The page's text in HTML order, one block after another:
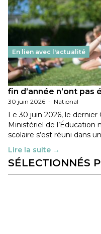
En lien avec l'actualité
Les décisions
fin d’année n’ont pas
30 juin 2026 - National
Le 30 juin 2026, le dernier
Ministériel de l’Éducation
scolaire s’est réuni dans
Lire la suite →
SÉLECTIONNÉS